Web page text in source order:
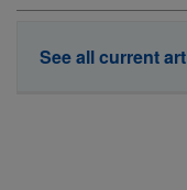
See all current